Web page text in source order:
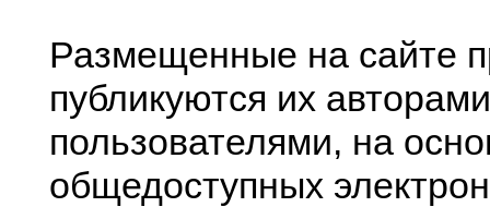
Размещенные на сайте
публикуются их
пользователями, на
общедоступных